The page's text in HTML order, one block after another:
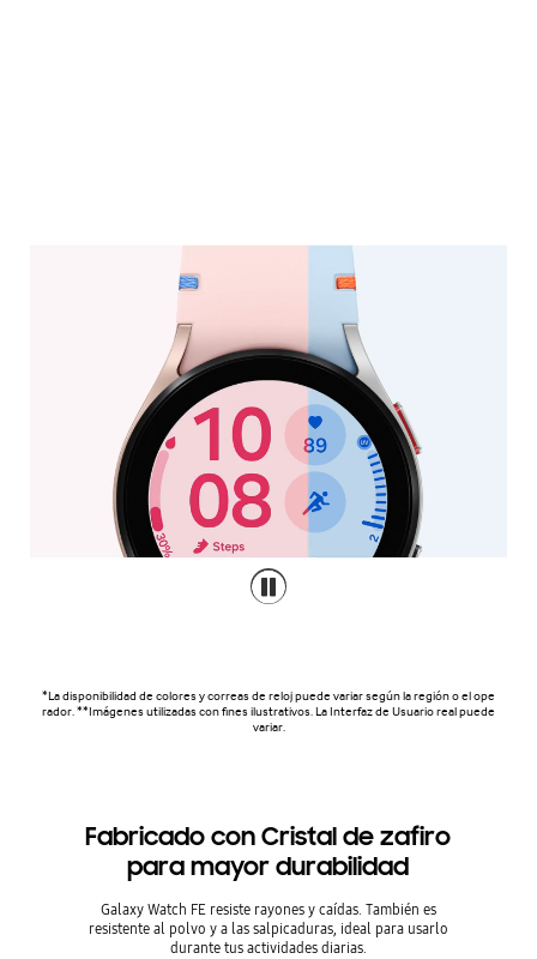
*La disponibilidad de colores y correas de reloj puede variar según la región o el ope
rador. **Imágenes utilizadas con fines ilustrativos. La Interfaz de Usuario real puede
variar.
Fabricado con Cristal de zafiro
para mayor durabilidad
Galaxy Watch FE resiste rayones y caídas. También es
resistente al polvo y a las salpicaduras, ideal para usarlo
durante tus actividades diarias.